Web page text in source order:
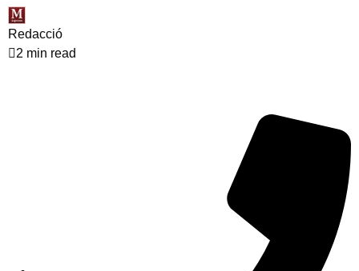
Redacció
2 min read